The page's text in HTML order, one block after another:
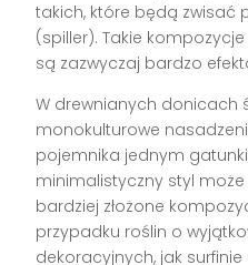
takich, które będą zwisać
(spiller). Takie
są zazwyczaj bardzo
W drewnianych donicach
monokulturowe
pojemnika jednym
minimalistyczny styl
bardziej złożone
przypadku roślin o
dekoracyjnych, jak